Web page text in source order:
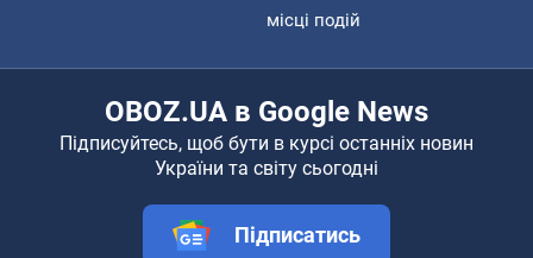
місці подій
OBOZ.UA в Google News
Підписуйтесь, щоб бути в курсі останніх новин
України та світу сьогодні
Підписатись